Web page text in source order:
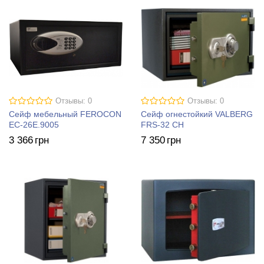
Отзывы: 0
Сейф мебельный FEROCON
ЕС-26Е.9005
3 366 грн
Отзывы: 0
Сейф огнестойкий VALBERG
FRS-32 CH
7 350 грн